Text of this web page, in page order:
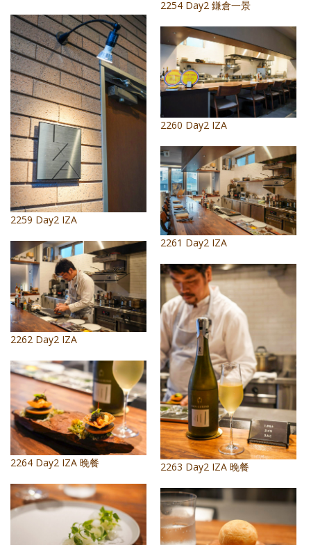
2254 Day2 鎌倉一景
2259 Day2 IZA
2260 Day2 IZA
2261 Day2 IZA
2262 Day2 IZA
2263 Day2 IZA 晚餐
2264 Day2 IZA 晚餐